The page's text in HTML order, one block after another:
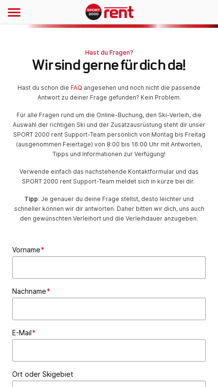
Hast du Fragen?
Wir sind gerne für dich da!
Hast du schon die FAQ angesehen und noch nicht die passende
Antwort zu deiner Frage gefunden? Kein Problem.
Für alle Fragen rund um die Online-Buchung, den Ski-Verleih, die
Auswahl der richtigen Ski und der Zusatzausrüstung steht dir unser
SPORT 2000 rent Support-Team persönlich von Montag bis Freitag
(ausgenommen Feiertage) von 8:00 bis 16:00 Uhr mit Antworten,
Tipps und Informationen zur Verfügung!
Verwende einfach das nachstehende Kontaktformular und das
SPORT 2000 rent Support-Team meldet sich in kürze bei dir.
Tipp: Je genauer du deine Frage stellst, desto leichter und
schneller können wir dir antworten. Daher bitten wir dich, uns auch
den gewünschten Verleihort und die Verleihdauer anzugeben.
Vorname*
Nachname*
E-Mail*
Ort oder Skigebiet